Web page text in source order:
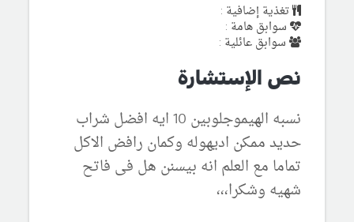
تغذية إضافية :
سوابق هامة :
سوابق عائلية :
نص الإستشارة
نسبه الهيموجلوبين 10 ايه افضل شراب
حديد ممكن اديهوله وكمان رافض الاكل
تماما مع العلم انه بيسنن هل فى فاتح
شهيه وشكرا،،،